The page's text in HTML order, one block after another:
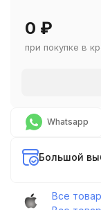
0 ₽
при покупке в
Whatsapp
Большой
Все